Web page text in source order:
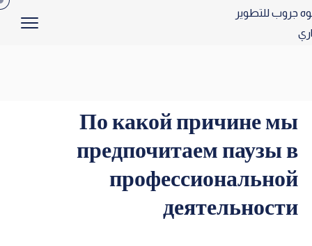
По какой причине мы
предпочитаем паузы в
профессиональной
деятельности